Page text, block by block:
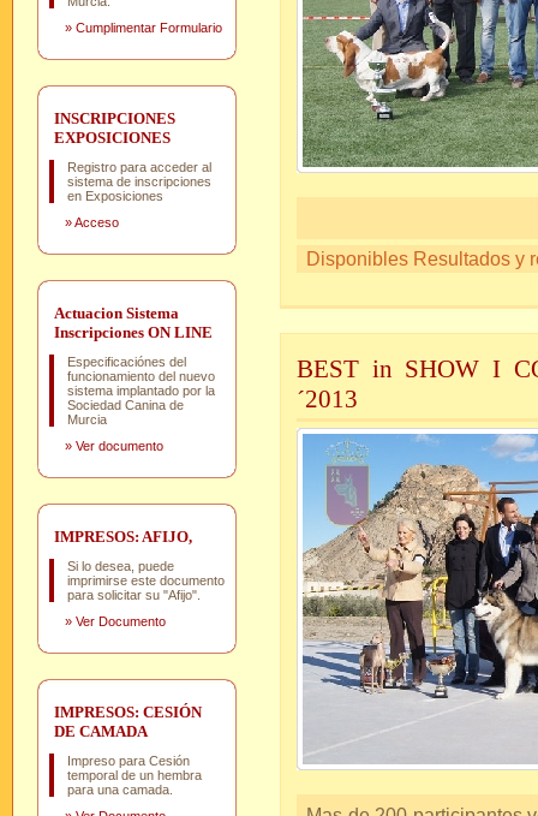
» Cumplimentar Formulario
INSCRIPCIONES
EXPOSICIONES
Registro para acceder al
sistema de inscripciones
en Exposiciones
»Acceso
Actuacion Sistema
Inscripciones ON LINE
Especificaciónes del
funcionamiento del nuevo
sistema implantado por la
Sociedad Canina de
Murcia
» Ver documento
IMPRESOS: AFIJO,
Si lo desea, puede
imprimirse este documento
para solicitar su "Afijo".
» Ver Documento
IMPRESOS: CESIÓN
DE CAMADA
Impreso para Cesión
temporal de un hembra
para una camada.
Disponibles Resultados y
BEST in SHOW I
´2013